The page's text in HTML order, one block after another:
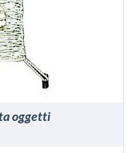
oggetti